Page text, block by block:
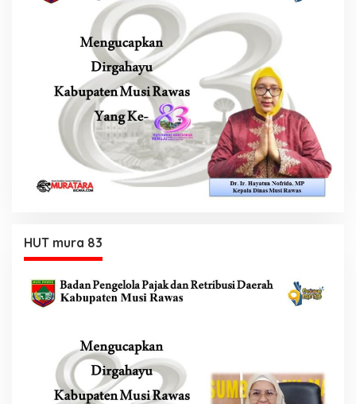
HUT mura 83